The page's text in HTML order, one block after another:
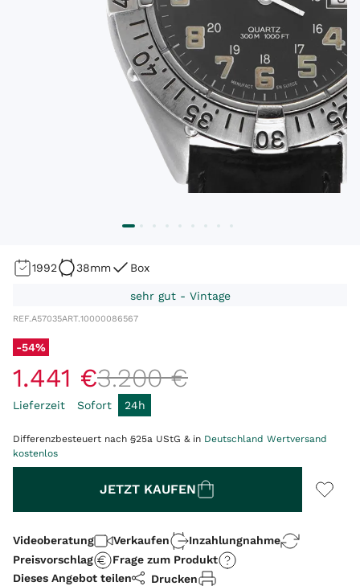
1992 38mm Box
sehr gut - Vintage
REF.A57035ART.10000086567
-54%
1.441 €3.200 €
Lieferzeit Sofort 24h
Differenzbesteuert nach §25a UStG & in Deutschland Wertversand
kostenlos
JETZT KAUFEN
Videoberatung Verkaufen
Inzahlungnahme
Preisvorschlag
Frage zum Produkt
Dieses Angebot teilen
Drucken